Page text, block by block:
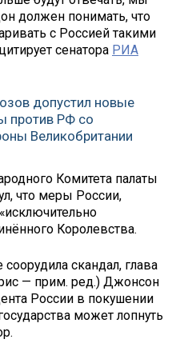
должен понимать, что
с Россией такими
сенатора РИА
допустил новые
против РФ со
Великобритании
Комитета палаты
что меры России,
Королевства.
скандал, глава
— прим. ред.) Джонсон
России в покушении
может лопнуть